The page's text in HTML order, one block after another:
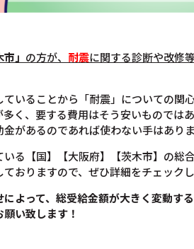
」 の方が、 耐震に関する診断や改修
いることから「耐震」についての関
く、要する費用はそう安いものではあ
があるのであれば使わない手はあり
る【国】【大阪府】【茨木市】の
おりますので、ぜひ詳細をチェック
よって、総受給金額が大きく変動す
い致します！